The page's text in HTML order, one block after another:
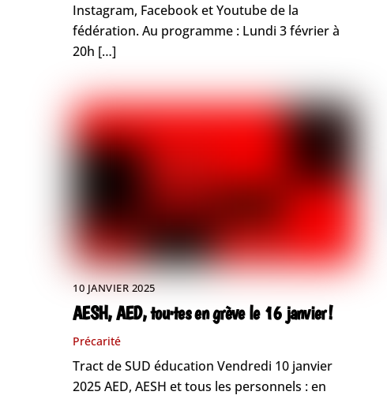
Instagram, Facebook et Youtube de la
fédération. Au programme : Lundi 3 février à
20h […]
10 JANVIER 2025
AESH, AED, tou·tes en grève le 16 janvier !
Précarité
Tract de SUD éducation Vendredi 10 janvier
2025 AED, AESH et tous les personnels : en